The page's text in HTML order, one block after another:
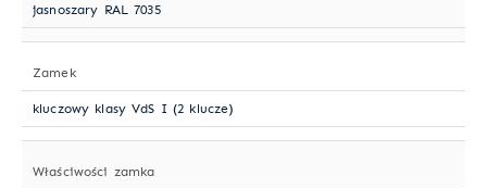
jasnoszary RAL 7035
Zamek
kluczowy klasy VdS I (2 klucze)
Właściwości zamka